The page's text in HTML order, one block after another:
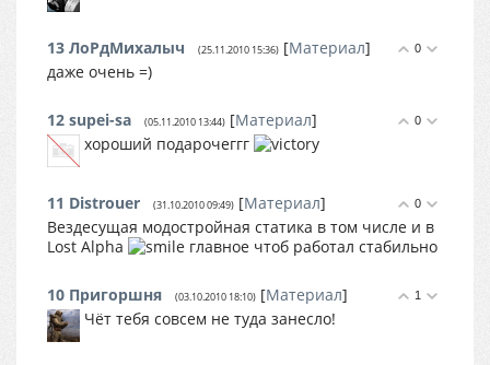
0
13 ЛоРдМихалыч (25.11.2010 15:36) [Материал]
даже очень =)
0
12 supei-sa (05.11.2010 13:44) [Материал]
хороший подарочеггг
0
11 Distrouer (31.10.2010 09:49) [Материал]
Вездесущая модостройная статика в том числе и в
Lost Alpha
главное чтоб работал стабильно
1
10 Пригоршня (03.10.2010 18:10) [Материал]
Чёт тебя совсем не туда занесло!